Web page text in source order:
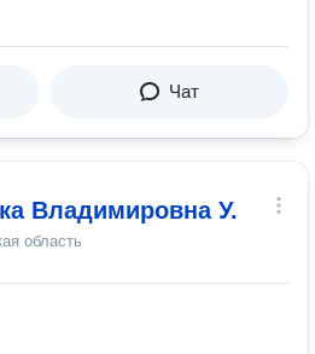
Чат
Владимировна У.
область